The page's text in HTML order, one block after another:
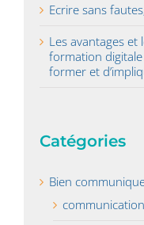
Ecrire sans
Les avantages et
formation
former et
Catégories
Bien